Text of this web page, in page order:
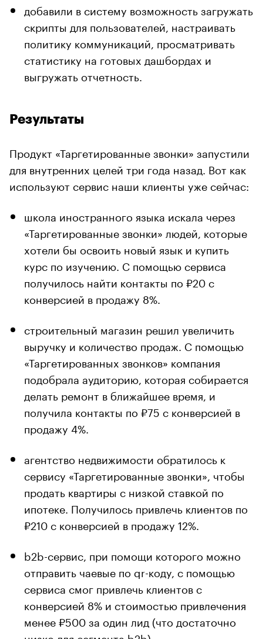
добавили в систему возможность загружать
скрипты для пользователей, настраивать
политику коммуникаций, просматривать
статистику на готовых дашбордах и
выгружать отчетность.
Результаты
Продукт «Таргетированные звонки» запустили
для внутренних целей три года назад. Вот как
используют сервис наши клиенты уже сейчас:
школа иностранного языка искала через
«Таргетированные звонки» людей, которые
хотели бы освоить новый язык и купить
курс по изучению. С помощью сервиса
получилось найти контакты по ₽20 с
конверсией в продажу 8%.
строительный магазин решил увеличить
выручку и количество продаж. С помощью
«Таргетированных звонков» компания
подобрала аудиторию, которая собирается
делать ремонт в ближайшее время, и
получила контакты по ₽75 с конверсией в
продажу 4%.
агентство недвижимости обратилось к
сервису «Таргетированные звонки», чтобы
продать квартиры с низкой ставкой по
ипотеке. Получилось привлечь клиентов по
₽210 с конверсией в продажу 12%.
b2b-сервис, при помощи которого можно
отправить чаевые по qr-коду, с помощью
сервиса смог привлечь клиентов с
конверсией 8% и стоимостью привлечения
менее ₽500 за один лид (что достаточно